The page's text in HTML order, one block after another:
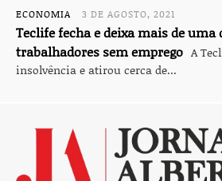
ECONOMIA 3 DE AGOSTO, 2021
Teclife fecha e deixa mais de uma
trabalhadores sem emprego A
insolvência e atirou cerca de...